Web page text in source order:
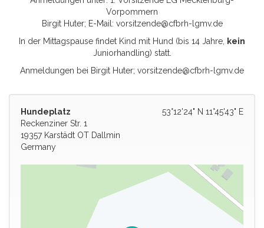
Vorpommern
Birgit Huter; E-Mail: vorsitzende@cfbrh-lgmv.de
In der Mittagspause findet Kind mit Hund (bis 14 Jahre, kein
Juniorhandling) statt.
Anmeldungen bei Birgit Huter; vorsitzende@cfbrh-lgmv.de
53°12'24" N 11°45'43" E
Hundeplatz
Reckenziner Str. 1
19357 Karstädt OT Dallmin
Germany